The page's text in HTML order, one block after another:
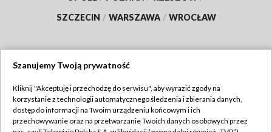
SZCZECIN / WARSZAWA / WROCŁAW
TVP
Abonament TVP
Regulamin TVP
Szanujemy Twoją prywatność
Kliknij "Akceptuję i przechodzę do serwisu", aby wyrazić zgody na
korzystanie z technologii automatycznego śledzenia i zbierania danych,
dostęp do informacji na Twoim urządzeniu końcowym i ich
przechowywanie oraz na przetwarzanie Twoich danych osobowych przez